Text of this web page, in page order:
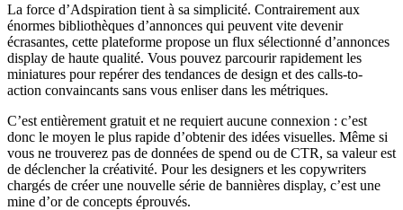
La force d’Adspiration tient à sa simplicité. Contrairement aux
énormes bibliothèques d’annonces qui peuvent vite devenir
écrasantes, cette plateforme propose un flux sélectionné d’annonces
display de haute qualité. Vous pouvez parcourir rapidement les
miniatures pour repérer des tendances de design et des calls-to-
action convaincants sans vous enliser dans les métriques.
C’est entièrement gratuit et ne requiert aucune connexion : c’est
donc le moyen le plus rapide d’obtenir des idées visuelles. Même si
vous ne trouverez pas de données de spend ou de CTR, sa valeur est
de déclencher la créativité. Pour les designers et les copywriters
chargés de créer une nouvelle série de bannières display, c’est une
mine d’or de concepts éprouvés.